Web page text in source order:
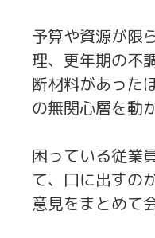
予算や資源が限
理、更年期の不
断材料があった
の無関心層を動
困っている従業
て、口に出すの
意見をまとめて